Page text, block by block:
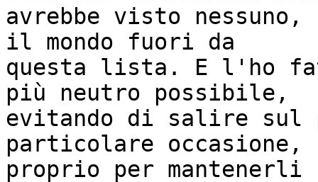
avrebbe visto nessuno,
il mondo fuori da
questa lista. E l'ho
più neutro possibile,
evitando di salire sul
particolare occasione,
proprio per